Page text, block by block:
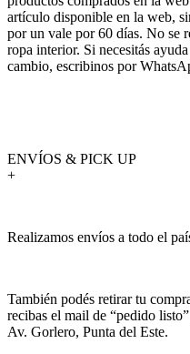
artículo disponible en la web,
por un vale por 60 días. No se
ropa interior. Si necesitás
cambio, escribinos por
ENVÍOS & PICK UP
+
Realizamos envíos a todo el
También podés retirar tu
recibas el mail de “pedido
Av. Gorlero, Punta del Este.